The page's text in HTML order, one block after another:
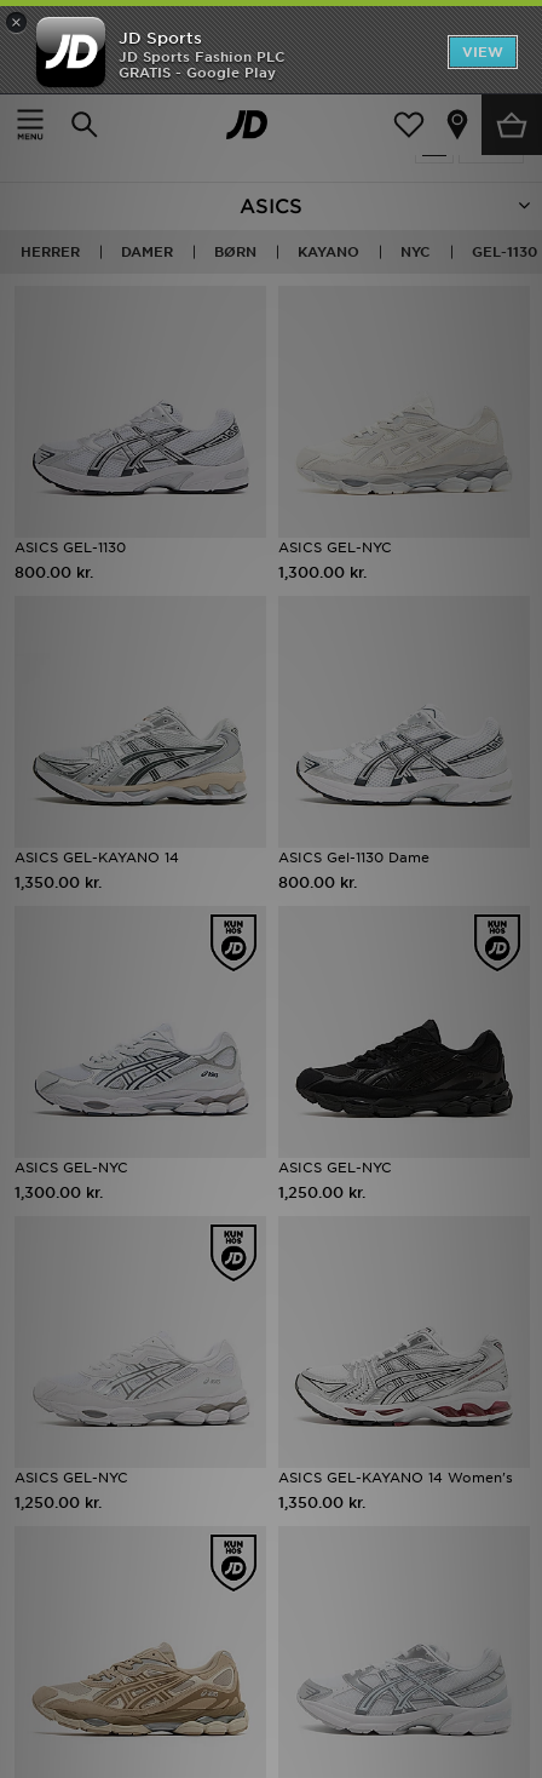
×
JD Sports
JD Sports Fashion PLC
GRATIS - Google Play
VIEW
Hjem
ASICS
216 Produkter fundet
ASICS
HERRER DAMER BØRN KAYANO NYC GEL-1130
ASICS GEL-1130
800.00 kr.
ASICS GEL-NYC
1,300.00 kr.
ASICS GEL-KAYANO 14
1,350.00 kr.
ASICS Gel-1130 Dame
800.00 kr.
ASICS GEL-NYC
1,300.00 kr.
ASICS GEL-NYC
1,250.00 kr.
ASICS GEL-NYC
1,250.00 kr.
ASICS GEL-KAYANO 14 Women's
1,350.00 kr.
Hjem
Udsalg
Damer
Fodbold
Sport
Hjælp & information